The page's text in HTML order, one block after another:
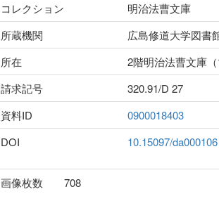
コレクション
明治法曹文庫
所蔵機関
広島修道大学図書
所在
2階明治法曹文庫
請求記号
320.91/D 27
資料ID
0900018403
DOI
10.15097/da000106
画像枚数 708